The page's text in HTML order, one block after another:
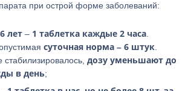
при острой форме заболеваний:
лет – 1 таблетка каждые 2 часа
суточная норма – 6 штук
стабилизировалось,дозу уменьшают до
в день;